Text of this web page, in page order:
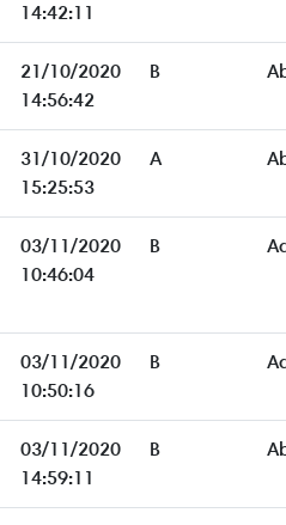
14:42:11
21/10/2020
14:56:42
B
31/10/2020
15:25:53
A
03/11/2020
10:46:04
B
03/11/2020
10:50:16
B
03/11/2020
14:59:11
B